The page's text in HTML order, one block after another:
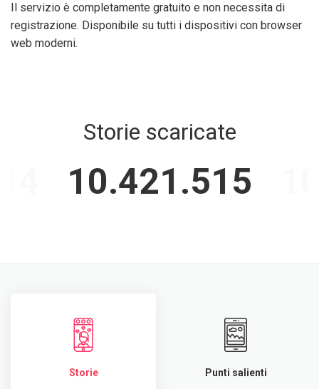
Il servizio è completamente gratuito e non necessita di
registrazione. Disponibile su tutti i dispositivi con browser
web moderni.
Storie scaricate
10.421.515
Storie Punti salienti